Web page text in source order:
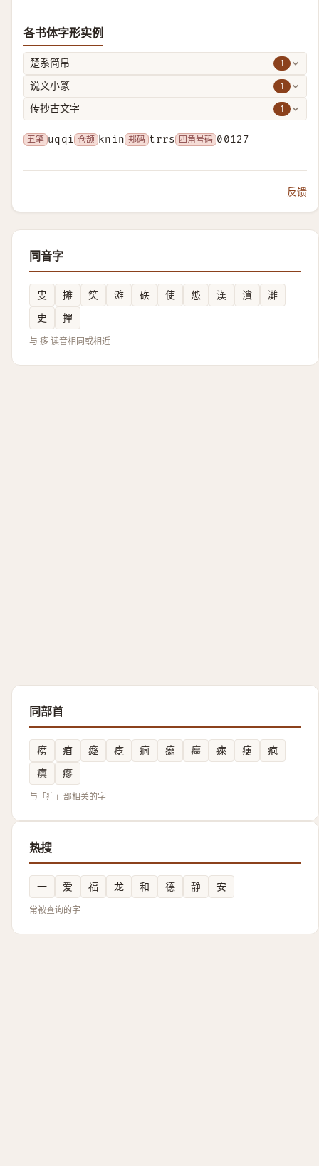
各书体字形实例
楚系简帛 1
说文小篆 1
传抄古文字 1
五笔 uqqi 仓颉 knin 郑码 trrs 四角号码 00127
反馈
同音字
㕜 摊 笶 滩 䂠 使 怹 漢 㵅
灘
史
撣
与 痑 读音相同或相近
同部首
痨 㾇 㿐 疺 痌 㿗 癦 㾢 㾘
疱
癝
瘮
与「疒」部相关的字
热搜
一 爱 福 龙 和 德 静 安
常被查询的字